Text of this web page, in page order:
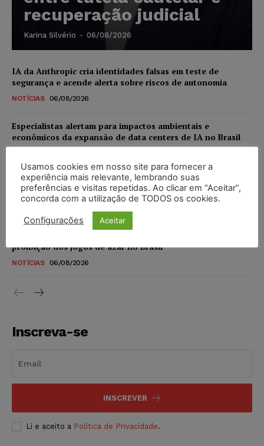
recuperação judicial
Karina Silvério - 06/08/2026
IA da Anthropic cria identidades falsas em teste de
segurança e acende alerta sobre riscos de autonomia
NOTÍCIAS 06/08/2026
Especialistas alertam para impactos ambientais e
econômicos da expansão de data centers de IA no Brasil
TSE reforça que sistemas das urnas eletrônicas tornam-se
invioláveis após assinatura digital e lacração
proibição dos jogos de azar no Brasil
NOTÍCIAS 06/08/2026
Inscreva-se
INSCREVER
Li e aceito a Política de Privacidade.
Usamos cookies em nosso site para fornecer a
experiência mais relevante, lembrando suas
preferências e visitas repetidas. Ao clicar em “Aceitar”,
concorda com a utilização de TODOS os cookies.
Configurações Aceitar